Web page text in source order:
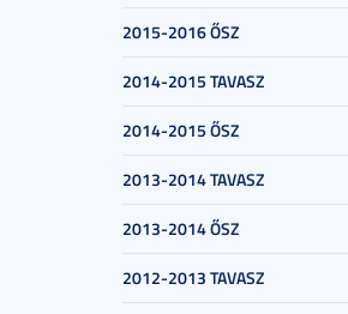
2015-2016 ŐSZ
2014-2015 TAVASZ
2014-2015 ŐSZ
2013-2014 TAVASZ
2013-2014 ŐSZ
2012-2013 TAVASZ